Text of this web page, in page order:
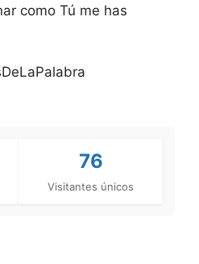
como Tú me has
76
Visitantes únicos